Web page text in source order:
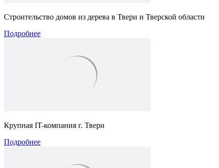
Строительство домов из дерева в Твери и Тверской области
Подробнее
Крупная IT-компания г. Твери
Подробнее